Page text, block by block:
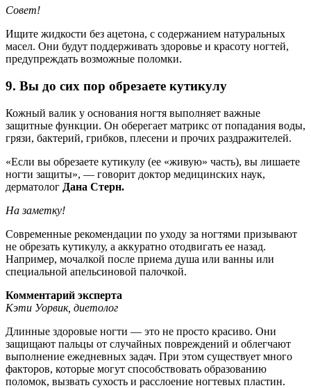
Совет!
Ищите жидкости без ацетона, с содержанием натуральных
масел. Они будут поддерживать здоровье и красоту ногтей,
предупреждать возможные поломки.
9. Вы до сих пор обрезаете кутикулу
Кожный валик у основания ногтя выполняет важные
защитные функции. Он оберегает матрикс от попадания воды,
грязи, бактерий, грибков, плесени и прочих раздражителей.
«Если вы обрезаете кутикулу (ее «живую» часть), вы лишаете
ногти защиты», — говорит доктор медицинских наук,
дерматолог Дана Стерн.
На заметку!
Современные рекомендации по уходу за ногтями призывают
не обрезать кутикулу, а аккуратно отодвигать ее назад.
Например, мочалкой после приема душа или ванны или
специальной апельсиновой палочкой.
Комментарий эксперта
Кэти Уорвик, диетолог
Длинные здоровые ногти — это не просто красиво. Они
защищают пальцы от случайных повреждений и облегчают
выполнение ежедневных задач. При этом существует много
факторов, которые могут способствовать образованию
поломок, вызвать сухость и расслоение ногтевых пластин.